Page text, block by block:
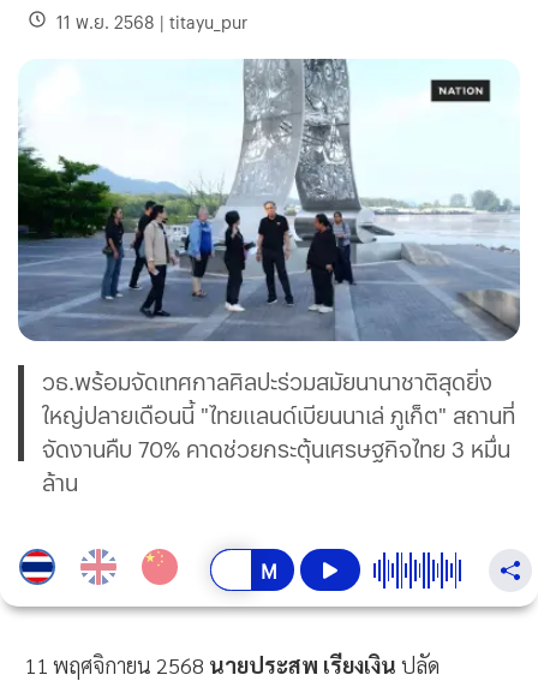
11 พ.ย. 2568 | titayu_pur
วธ.พร้อมจัดเทศกาลศิลปะร่วมสมัยนานาชาติสุดยิ่ง
ใหญ่ปลายเดือนนี้ "ไทยแลนด์เบียนนาเล่ ภูเก็ต" สถานที่
จัดงานคืบ 70% คาดช่วยกระตุ้นเศรษฐกิจไทย 3 หมื่น
ล้าน
11 พฤศจิกายน 2568 นายประสพ เรียงเงิน ปลัด